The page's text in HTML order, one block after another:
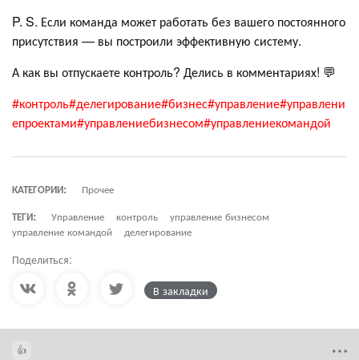
P. S. Если команда может работать без вашего постоянного
присутствия — вы построили эффективную систему.
А как вы отпускаете контроль? Делись в комментариях! 💬
#контроль#делегирование#бизнес#управление#управлени
епроектами#управлениебизнесом#управлениекомандой
КАТЕГОРИИ:
Прочее
ТЕГИ:
Управление контроль
управление бизнесом
управление командой
делегирование
Поделиться:
В закладки